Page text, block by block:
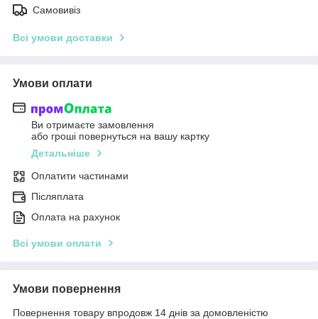
Самовивіз
Всі умови доставки
Умови оплати
Ви отримаєте замовлення
або гроші повернуться на вашу картку
Детальніше
Оплатити частинами
Післяплата
Оплата на рахунок
Всі умови оплати
Умови повернення
Повернення товару впродовж 14 днів за домовленістю